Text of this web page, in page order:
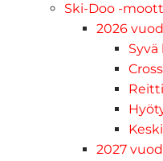
Ski-Doo -
2026
Reitti
2027